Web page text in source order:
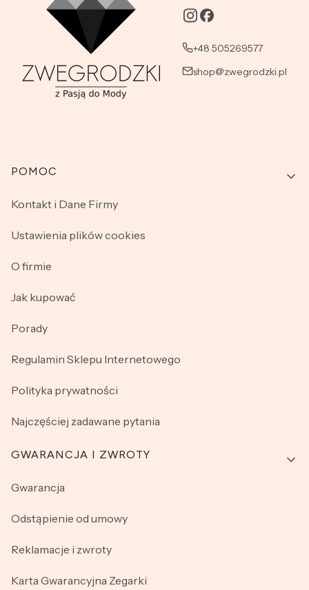
+48 505269577
shop@zwegrodzki.pl
Linki w stopce
POMOC
Kontakt i Dane Firmy
Ustawienia plików cookies
O firmie
Jak kupować
Porady
Regulamin Sklepu Internetowego
Polityka prywatności
Najczęściej zadawane pytania
GWARANCJA I ZWROTY
Gwarancja
Odstąpienie od umowy
Reklamacje i zwroty
Karta Gwarancyjna Zegarki